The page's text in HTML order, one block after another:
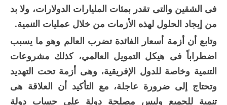
فى الشقين والتى تقدر بمئات المليارات الدولارات، ولا بد
من إيجاد الحلول لهذه الأزمات من خلال عمليات التنمية.
وتابع أن أزمة أسعار الفائدة تضرب العالم وهو ما يسبب
اضطراباً فى هيكل التمويل العالمي، كذلك مشروعات
التنمية وخاصة للدول الإفريقية، وهى أزمة تحت التهديد
وتحتاج إلى ضرورة عاجلة، مع التأكيد أن العلاقة هى
تنمية للجميع وليس مصلحة دولة على حساب دولة